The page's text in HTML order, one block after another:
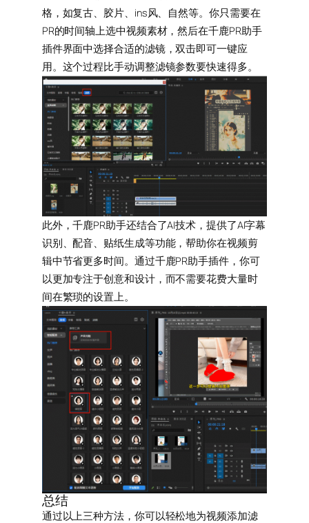
格，如复古、胶片、ins风、自然等。你只需要在
PR的时间轴上选中视频素材，然后在千鹿PR助手
插件界面中选择合适的滤镜，双击即可一键应
用。这个过程比手动调整滤镜参数要快速得多。
此外，千鹿PR助手还结合了AI技术，提供了AI字幕
识别、配音、贴纸生成等功能，帮助你在视频剪
辑中节省更多时间。通过千鹿PR助手插件，你可
以更加专注于创意和设计，而不需要花费大量时
间在繁琐的设置上。
总结
通过以上三种方法，你可以轻松地为视频添加滤